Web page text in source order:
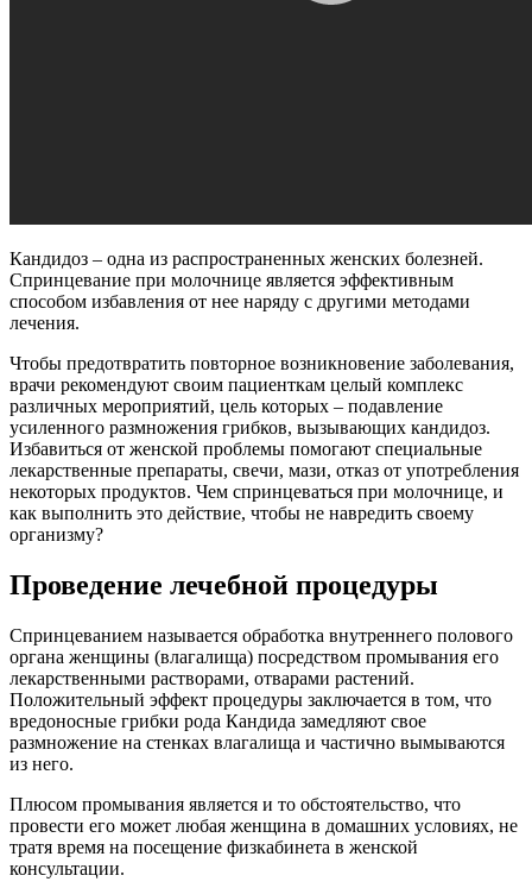
Кандидоз – одна из распространенных женских болезней.
Спринцевание при молочнице является эффективным
способом избавления от нее наряду с другими методами
лечения.
Чтобы предотвратить повторное возникновение заболевания,
врачи рекомендуют своим пациенткам целый комплекс
различных мероприятий, цель которых – подавление
усиленного размножения грибков, вызывающих кандидоз.
Избавиться от женской проблемы помогают специальные
лекарственные препараты, свечи, мази, отказ от употребления
некоторых продуктов. Чем спринцеваться при молочнице, и
как выполнить это действие, чтобы не навредить своему
организму?
Проведение лечебной процедуры
Спринцеванием называется обработка внутреннего полового
органа женщины (влагалища) посредством промывания его
лекарственными растворами, отварами растений.
Положительный эффект процедуры заключается в том, что
вредоносные грибки рода Кандида замедляют свое
размножение на стенках влагалища и частично вымываются
из него.
Плюсом промывания является и то обстоятельство, что
провести его может любая женщина в домашних условиях, не
тратя время на посещение физкабинета в женской
консультации.